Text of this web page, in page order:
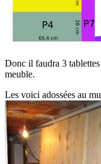
Donc il faudra 3
meuble.
Les voici adossées au